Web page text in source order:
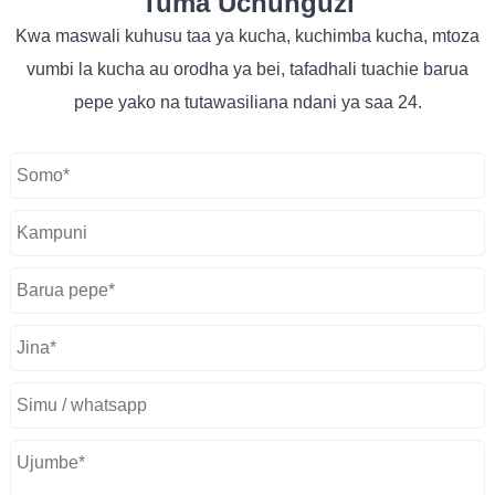
Kwa maswali kuhusu taa ya kucha, kuchimba kucha, mtoza
vumbi la kucha au orodha ya bei, tafadhali tuachie barua
pepe yako na tutawasiliana ndani ya saa 24.